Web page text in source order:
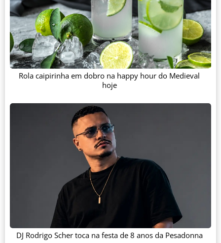
Rola caipirinha em dobro na happy hour do Medieval
hoje
DJ Rodrigo Scher toca na festa de 8 anos da Pesadonna